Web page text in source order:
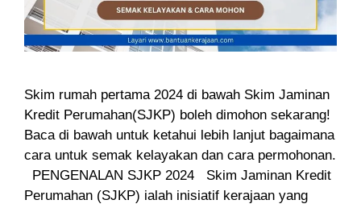
Skim rumah pertama 2024 di bawah Skim Jaminan
Kredit Perumahan(SJKP) boleh dimohon sekarang!
Baca di bawah untuk ketahui lebih lanjut bagaimana
cara untuk semak kelayakan dan cara permohonan.
PENGENALAN SJKP 2024 Skim Jaminan Kredit
Perumahan (SJKP) ialah inisiatif kerajaan yang